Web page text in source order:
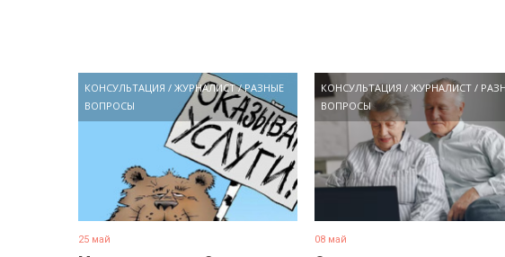
КОНСУЛЬТАЦИЯ / ЖУРНАЛИСТ/РАЗНЫЕ
ВОПРОСЫ
25 май
КОНСУЛЬТАЦИЯ /ЖУРНАЛИСТ /
ВОПРОСЫ
08 май